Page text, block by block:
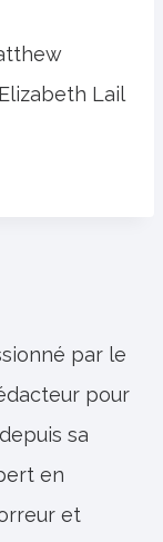
Lail
par le
pour
sa
en
et